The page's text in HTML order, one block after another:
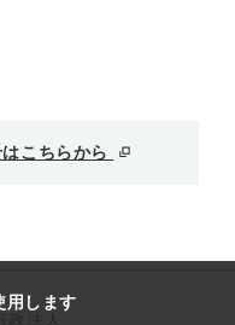
用します
こちらから